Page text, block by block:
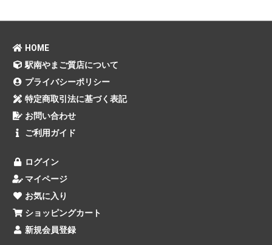
HOME
駅南やまご質店について
プライバシーポリシー
特定商取引法に基づく表記
お問い合わせ
ご利用ガイド
ログイン
マイページ
お気に入り
ショッピングカート
新規会員登録